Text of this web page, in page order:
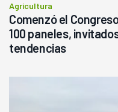
Agricultura
Comenzó el
100 paneles,
tendencias